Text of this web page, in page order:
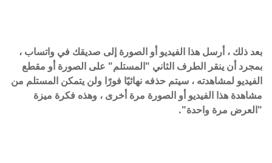
بعد ذلك ، أرسل هذا الفيديو أو الصورة إلى صديقك في واتساب ،
بمجرد أن ينقر الطرف الثاني "المستلم" على الصورة أو مقطع
الفيديو لمشاهدته ، سيتم حذفه نهائيًا فورًا ولن يتمكن المستلم من
مشاهدة هذا الفيديو أو الصورة مرة أخرى ، وهذه فكرة ميزة
"العرض مرة واحدة".